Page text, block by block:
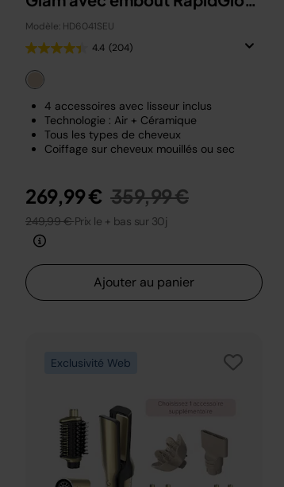
- Or
Modèle: HD6041SEU
4.4 (204)
4 accessoires avec lisseur inclus
Technologie : Air + Céramique
Tous les types de cheveux
Coiffage sur cheveux mouillés ou sec
269,99 € Prix réduit de
359,99 €au
249,99 €Prix le + bas sur 30j
Ajouter au panier
Exclusivité Web